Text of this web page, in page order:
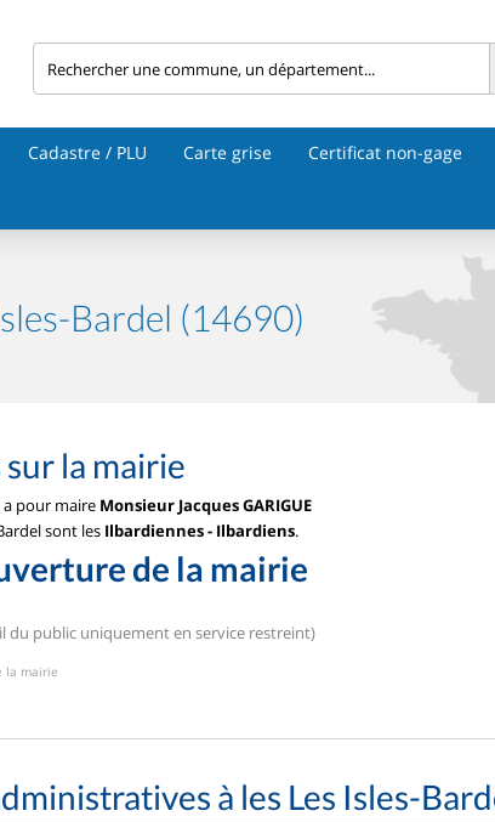
Cadastre / PLU Carte grise Certificat non-gage
Bardel (14690)
la mairie
a pour maire Monsieur Jacques GARIGUE
sont les Ilbardiennes - Ilbardiens.
de la mairie
du public uniquement en service restreint)
la mairie
à les Les Isles-